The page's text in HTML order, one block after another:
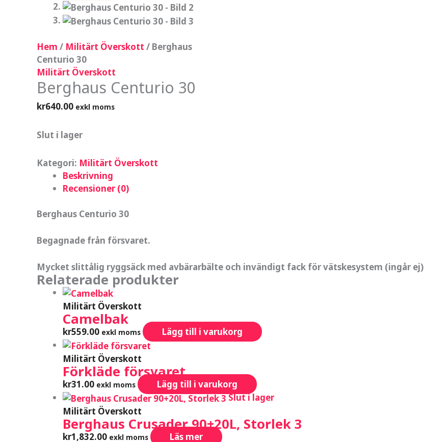
Hem / Militärt Överskott / Berghaus
Centurio 30
Militärt Överskott
Berghaus Centurio 30
kr640.00 exkl moms
Slut i lager
Kategori: Militärt Överskott
Beskrivning
Recensioner (0)
Berghaus Centurio 30
Begagnade från försvaret.
Mycket slittålig ryggsäck med avbärarbälte och invändigt fack för vätskesystem (ingår ej)
Relaterade produkter
Militärt Överskott
Camelbak
kr559.00 exkl moms Lägg till i varukorg
Militärt Överskott
Förkläde försvaret
kr31.00 exkl moms
Lägg till i varukorg
Slut i lager
Militärt Överskott
Berghaus Crusader 90+20L, Storlek 3
kr1,832.00 exkl moms Läs mer